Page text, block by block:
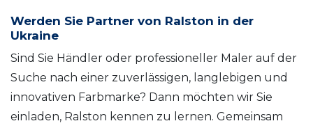
Werden Sie Partner von Ralston in der
Ukraine
Sind Sie Händler oder professioneller Maler auf der
Suche nach einer zuverlässigen, langlebigen und
innovativen Farbmarke? Dann möchten wir Sie
einladen, Ralston kennen zu lernen. Gemeinsam